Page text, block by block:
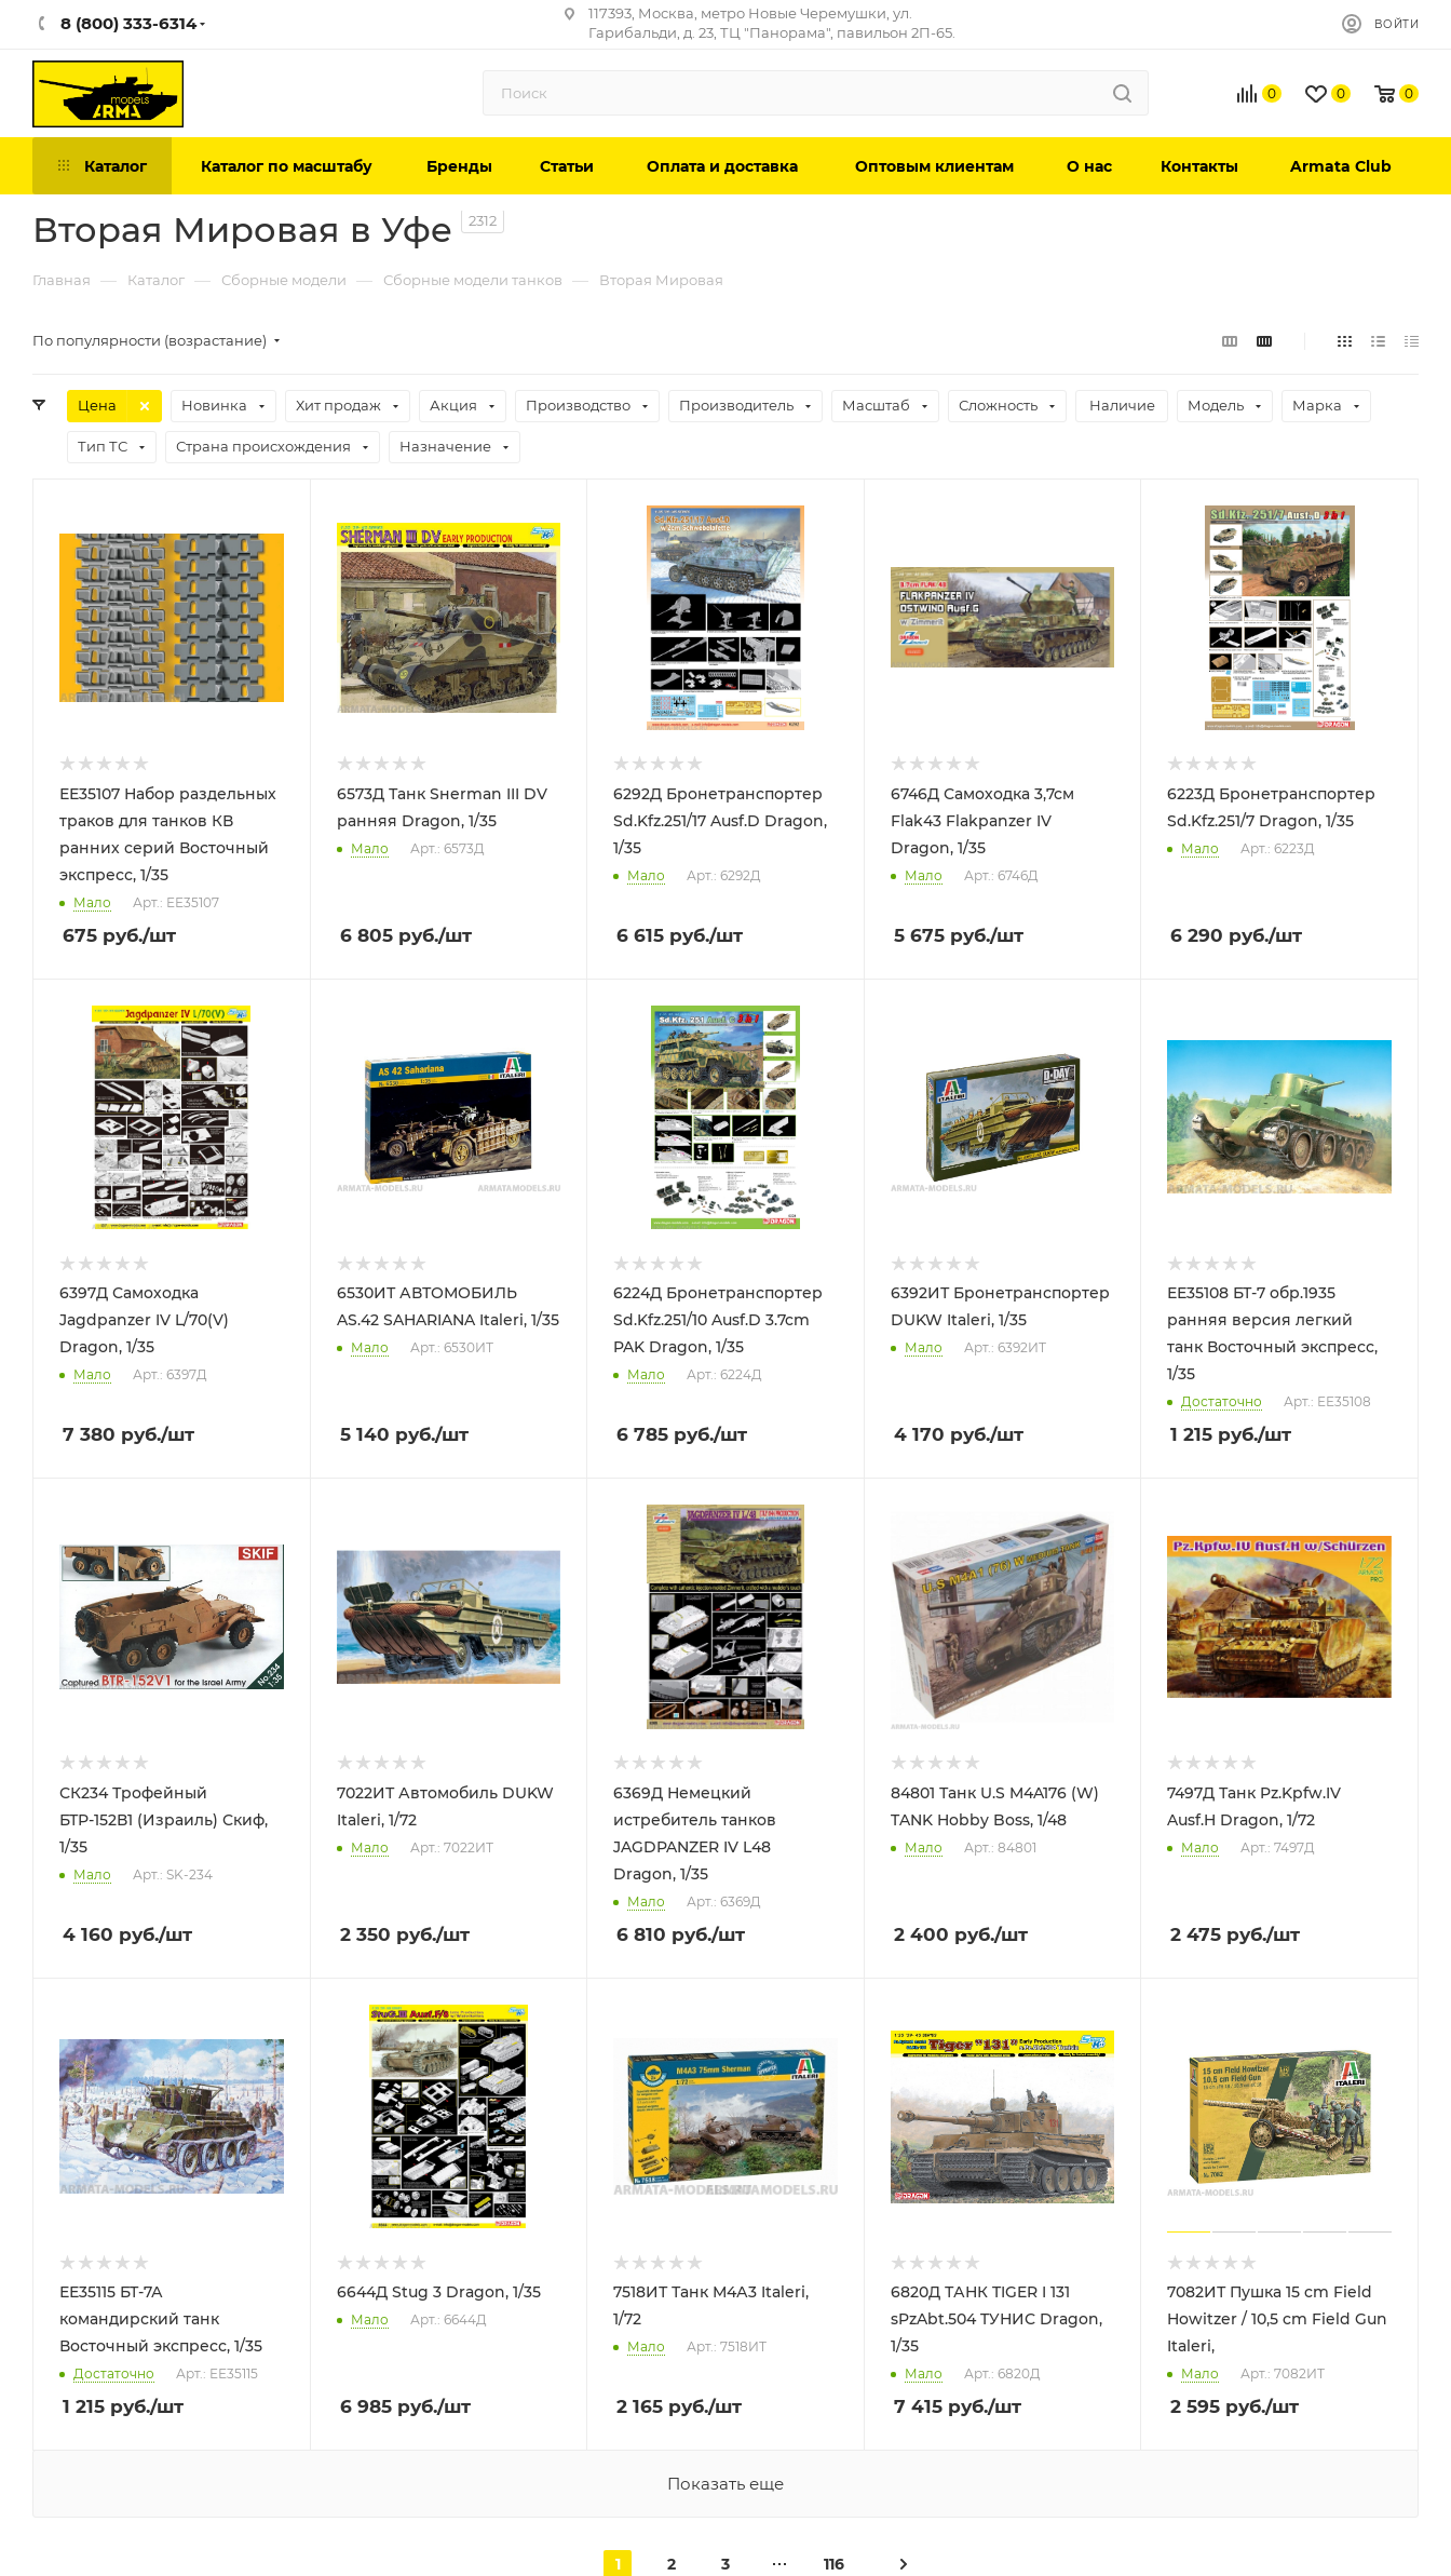
8 (800) 333-6314
117393, Москва, метро Новые Черемушки, ул.
Гарибальди, д. 23, ТЦ "Панорама", павильон 2П-65.
ВОЙТИ
0 0 0
Каталог Каталог по масштабу Бренды Статьи Оплата и доставка Оптовым клиентам О нас Контакты Armata Club
Вторая Мировая в Уфе 2312
Главная — Каталог — Сборные модели — Сборные модели танков — Вторая Мировая
По популярности (возрастание)
Цена Новинка Хит продаж Акция Производство Производитель Масштаб Сложность Наличие Модель Марка
Тип ТС Страна происхождения Назначение
ЕЕ35107 Набор раздельных
траков для танков КВ
ранних серий Восточный
экспресс, 1/35
Мало Арт.: ЕЕ35107
675 руб./шт
6573Д Танк Sнerman III DV
ранняя Dragon, 1/35
Мало Арт.: 6573Д
6 805руб./шт
6292Д Бронетранспортер
Sd.Kfz.251/17 Ausf.D Dragon,
1/35
Мало Арт.: 6292Д
6 615 руб./шт
6746Д Самоходка 3,7см
Flak43 Flakpanzer IV
Dragon, 1/35
Мало Арт.: 6746Д
5 675руб./шт
6223Д Бронетранспортер
Sd.Kfz.251/7 Dragon, 1/35
Мало Арт.: 6223Д
6 290 руб./шт
6397Д Самоходка
Jagdpanzer IV L/70(V)
Dragon, 1/35
Мало Арт.: 6397Д
7 380 руб./шт
6530ИТ АВТОМОБИЛЬ
AS.42 SAHARIANA Italeri, 1/35
Мало Арт.: 6530ИТ
5 140 руб./шт
6224Д Бронетранспортер
Sd.Kfz.251/10 Ausf.D 3.7cm
PAK Dragon, 1/35
Мало Арт.: 6224Д
6 785 руб./шт
6392ИТ Бронетранспортер
DUKW Italeri, 1/35
Мало Арт.: 6392ИТ
4 170 руб./шт
ЕЕ35108 БТ-7 обр.1935
ранняя версия легкий
танк Восточный экспресс,
1/35
Достаточно Арт.: ЕЕ35108
1 215 руб./шт
СК234 Трофейный
БТР-152В1 (Израиль) Скиф,
1/35
Мало Арт.: SK-234
4 160 руб./шт
7022ИТ Автомобиль DUKW
Italeri, 1/72
Мало Арт.: 7022ИТ
2 350 руб./шт
6369Д Немецкий
истребитель танков
JAGDPANZER IV L48
Dragon, 1/35
Мало Арт.: 6369Д
6 810 руб./шт
84801 Танк U.S M4A176 (W)
TANK Hobby Boss, 1/48
Мало Арт.: 84801
2 400 руб./шт
7497Д Танк Pz.Kpfw.IV
Ausf.H Dragon, 1/72
Мало Арт.: 7497Д
2 475 руб./шт
ЕЕ35115 БТ-7А
командирский танк
Восточный экспресс, 1/35
Достаточно Арт.: ЕЕ35115
1 215 руб./шт
6644Д Stug 3 Dragon, 1/35
Мало Арт.: 6644Д
6 985руб./шт
7518ИТ Танк М4А3 Italeri,
1/72
Мало Арт.: 7518ИТ
2 165 руб./шт
6820Д ТАНК TIGER I 131
sPzAbt.504 TУНИС Dragon,
1/35
Мало Арт.: 6820Д
7 415руб./шт
7082ИТ Пушка 15 cm Field
Howitzer / 10,5 cm Field Gun
Italeri,
Мало Арт.: 7082ИТ
2 595 руб./шт
Показать еще
1 2 3 116